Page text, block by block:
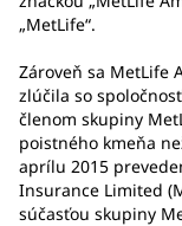
„MetLife“.
Zároveň sa MetLife
zlúčila so
členom skupiny
poistného kmeňa
aprílu 2015
Insurance Limited
súčasťou skupiny